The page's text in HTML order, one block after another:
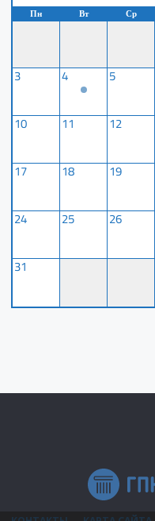
Пн Вт Ср
3 4 5
10 11 12
17 18 19
24 25 26
31